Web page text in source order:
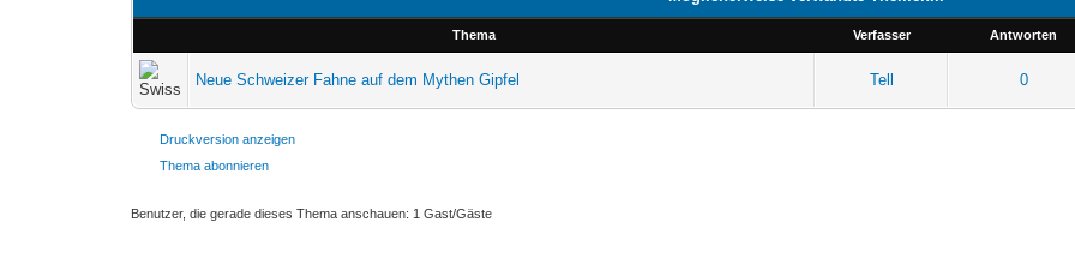
Thema Verfasser Antworten
Neue Schweizer Fahne auf dem Mythen Gipfel Tell 0
Druckversion anzeigen
Thema abonnieren
Benutzer, die gerade dieses Thema anschauen: 1 Gast/Gäste